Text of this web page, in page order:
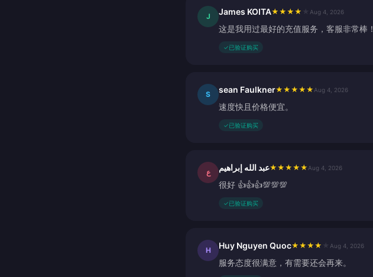
J James KOITA★ ★ ★ ★ Aug 4, 2026
这是我用过最好的充值服务，客服非常棒！
✓已验证购买
S sean Faulkner★ ★ ★ ★ ★ Aug 4, 2026
速度快且价格便宜。
✓已验证购买
ع عبد الله إبراهيم★ ★ ★ ★ ★ Aug 4, 2026
很好 👍👍👍💯💯💯
✓已验证购买
H Huy Nguyen Quoc★ ★ ★ ★ Aug 4, 2026
服务态度很满意，有需要还会再来。